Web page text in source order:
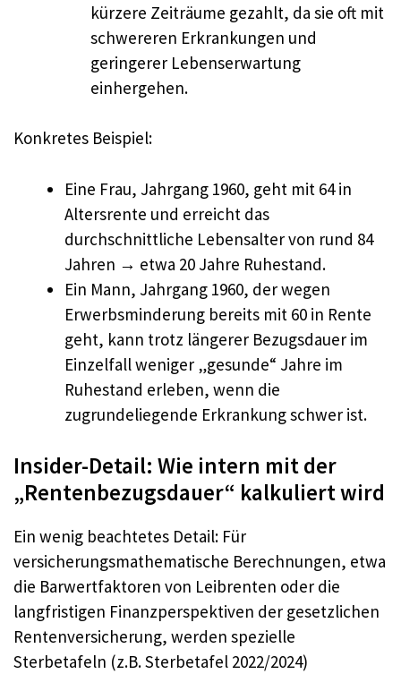
kürzere Zeiträume gezahlt, da sie oft mit
schwereren Erkrankungen und
geringerer Lebenserwartung
einhergehen.
Konkretes Beispiel:
Eine Frau, Jahrgang 1960, geht mit 64 in
Altersrente und erreicht das
durchschnittliche Lebensalter von rund 84
Jahren → etwa 20 Jahre Ruhestand.
Ein Mann, Jahrgang 1960, der wegen
Erwerbsminderung bereits mit 60 in Rente
geht, kann trotz längerer Bezugsdauer im
Einzelfall weniger „gesunde“ Jahre im
Ruhestand erleben, wenn die
zugrundeliegende Erkrankung schwer ist.
Insider-Detail: Wie intern mit der
„Rentenbezugsdauer“ kalkuliert wird
Ein wenig beachtetes Detail: Für
versicherungsmathematische Berechnungen, etwa
die Barwertfaktoren von Leibrenten oder die
langfristigen Finanzperspektiven der gesetzlichen
Rentenversicherung, werden spezielle
Sterbetafeln (z.B. Sterbetafel 2022/2024)